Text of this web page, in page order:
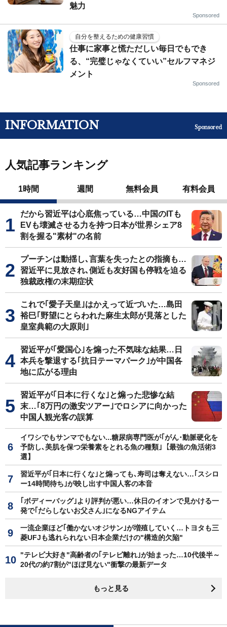
魅力
Sponsored
自分を整えるための健康習慣
仕事に家事と慌ただしい毎日でもでき
る、“完璧じゃなくていい”セルフマネジ
メント
Sponsored
INFORMATION Sponsored
人気記事ランキング
1時間 週間 無料会員 有料会員
だから習近平は心底焦っている…中国のITも
EVも壊滅させる力を持つ日本が世界シェア8
割を握る"素材"の名前
プーチンは動揺し､言葉を失ったとの指摘も…
習近平に見放され､側近も友好国も停戦を迫る
独裁政権の末期症状
これで｢愛子天皇｣はかえって近づいた…島田
裕巳｢野望にとらわれた麻生太郎が見落とした
皇室典範の大原則｣
習近平が｢愛国心｣を煽った不気味な結果…日
本兵を撃退する｢抗日テーマパーク｣が中国各
地に広がる理由
習近平が｢日本に行くな｣と煽った悲惨な結
末…｢8万円の激安ツアー｣でロシアに向かった
中国人観光客の誤算
イワシでもサンマでもない...糖尿病専門医が｢がん･動脈硬化を
予防し､美肌を保つ栄養素をとれる魚の種類｣【最強の魚活術3
選】
習近平が｢日本に行くな｣と煽っても､寿司は奪えない…｢スシロ
ー14時間待ち｣が映し出す中国人客の本音
｢ボディーバッグ｣より評判が悪い…休日のイオンで見かける一
発で｢だらしないお父さん｣になるNGアイテム
一流企業ほど｢働かないオジサン｣が増殖していく…トヨタも三
菱UFJも逃れられない日本企業だけの"構造的欠陥"
"テレビ大好き"高齢者の｢テレビ離れ｣が始まった…10代後半～
20代の約7割が"ほぼ見ない"衝撃の最新データ
もっと見る